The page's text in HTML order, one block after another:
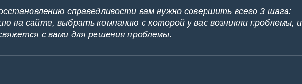
справедливости вам нужно совершить всего 3 шага:
на сайте, выбрать компанию с которой у вас возникли проблемы, и
с вами для решения проблемы.